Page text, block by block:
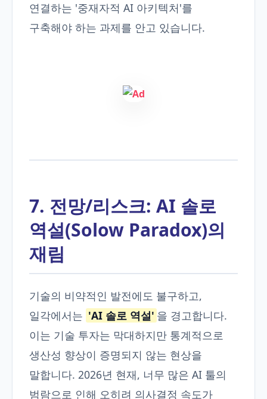
연결하는 '중재자적 AI 아키텍처'를
구축해야 하는 과제를 안고 있습니다.
7. 전망/리스크: AI 솔로
역설(Solow Paradox)의
재림
기술의 비약적인 발전에도 불구하고,
일각에서는 'AI 솔로 역설' 을 경고합니다.
이는 기술 투자는 막대하지만 통계적으로
생산성 향상이 증명되지 않는 현상을
말합니다. 2026년 현재, 너무 많은 AI 툴의
범람으로 인해 오히려 의사결정 속도가